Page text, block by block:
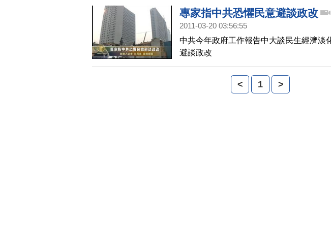
專家指中共恐懼民意避談政改
2011-03-20 03:56:55
中共今年政府工作報告中大談民生經濟淡
避談政改
< 1 >